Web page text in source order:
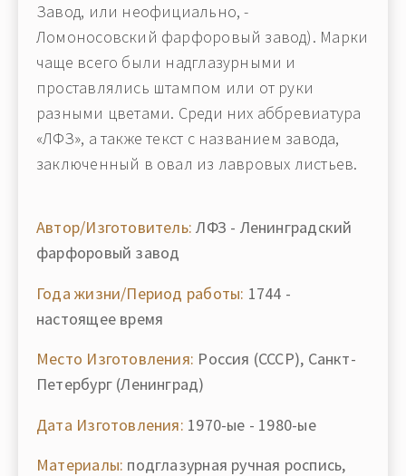
Завод, или неофициально, -
Ломоносовский фарфоровый завод). Марки
чаще всего были надглазурными и
проставлялись штампом или от руки
разными цветами. Среди них аббревиатура
«ЛФЗ», а также текст с названием завода,
заключенный в овал из лавровых листьев.
Автор/Изготовитель: ЛФЗ - Ленинградский
фарфоровый завод
Года жизни/Период работы: 1744 -
настоящее время
Место Изготовления: Россия (СССР), Санкт-
Петербург (Ленинград)
Дата Изготовления: 1970-ые - 1980-ые
Материалы: подглазурная ручная роспись,